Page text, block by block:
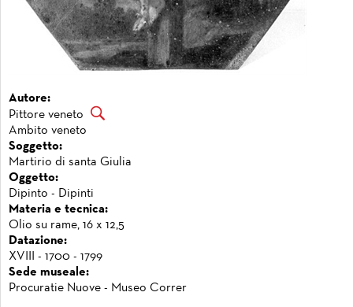
Autore:
Pittore veneto
Ambito veneto
Soggetto:
Martirio di santa Giulia
Oggetto:
Dipinto - Dipinti
Materia e tecnica:
Olio su rame, 16 x 12,5
Datazione:
XVIII - 1700 - 1799
Sede museale:
Procuratie Nuove - Museo Correr